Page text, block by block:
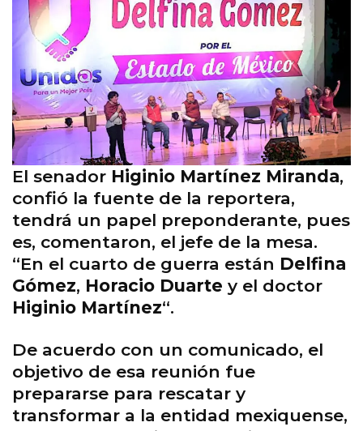
El senador Higinio Martínez Miranda,
confió la fuente de la reportera,
tendrá un papel preponderante, pues
es, comentaron, el jefe de la mesa.
“En el cuarto de guerra están Delfina
Gómez, Horacio Duarte y el doctor
Higinio Martínez“.
De acuerdo con un comunicado, el
objetivo de esa reunión fue
prepararse para rescatar y
transformar a la entidad mexiquense,